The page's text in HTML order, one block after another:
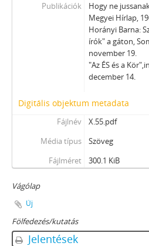
Publikációk
Hogy ne
Megyei Hírlap,
Horányi Barna:
írók" a gáton,
november 19.
"Az ÉS és a
december 14.
Digitális objektum metadata
Fájlnév
X.55.pdf
Média típus
Szöveg
Fájlméret
300.1 KiB
Vágólap
Új
Fölfedezés/kutatás
Jelentések